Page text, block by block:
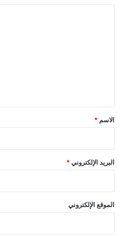
*
الاسم *
البريد الإلكتروني *
الموقع الإلكتروني